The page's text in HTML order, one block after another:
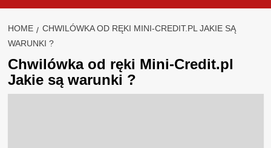
HOME
CHWILÓWKA OD RĘKI MINI-CREDIT.PL JAKIE SĄ
WARUNKI ?
Chwilówka od ręki Mini-Credit.pl
Jakie są warunki ?